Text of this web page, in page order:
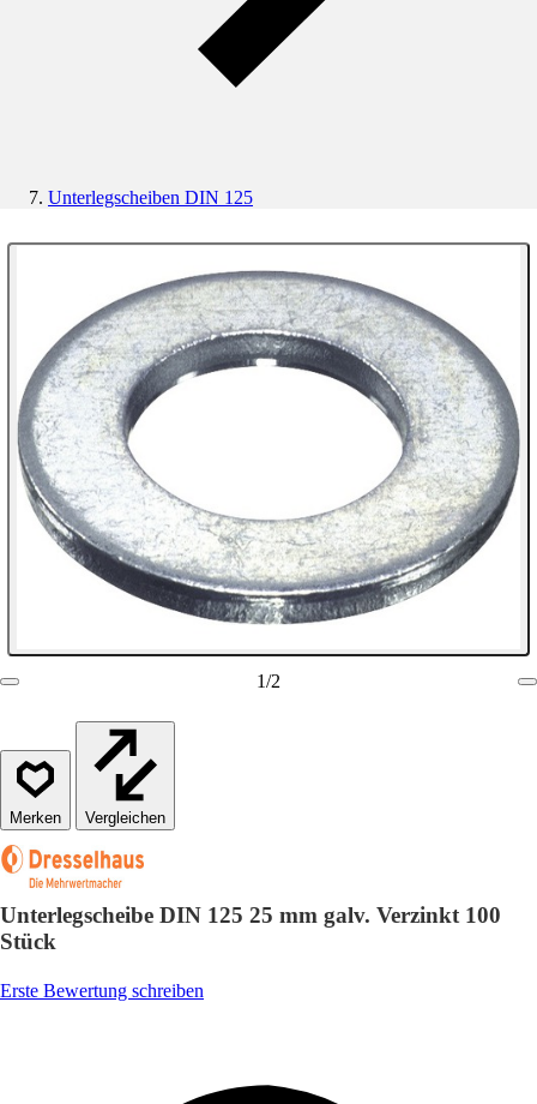
Unterlegscheiben DIN 125
1/2
Vergleichen
Unterlegscheibe DIN 125 25 mm galv. Verzinkt 100
Stück
Erste Bewertung schreiben